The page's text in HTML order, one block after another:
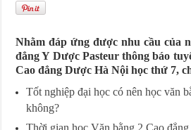
Nhằm đáp ứng được nhu cầu của
đẳng Y Dược Pasteur thông báo
Cao đẳng Dược Hà Nội học thứ 7,
Tốt nghiệp đại học có nên học văn
không?
Thời gian học Văn bằng 2 Cao